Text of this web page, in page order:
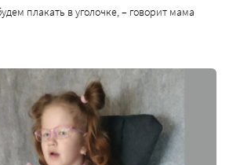
плакать в уголочке, – говорит мама